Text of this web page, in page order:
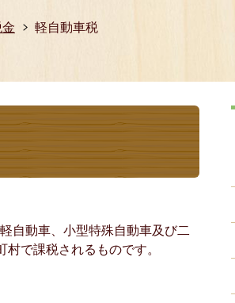
軽自動車税
自動車、小型特殊自動車及び二
で課税されるものです。